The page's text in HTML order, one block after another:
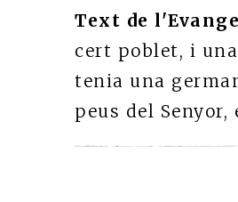
Text de
cert poblet, i
tenia una
peus del Senyor,